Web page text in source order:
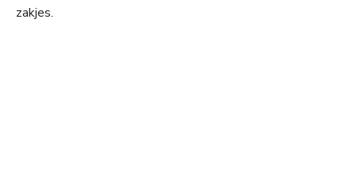
zakjes.